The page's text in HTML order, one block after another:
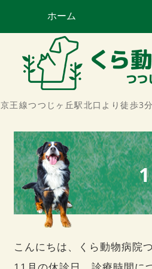
京王線つつじヶ丘駅北口より徒歩3
ホーム
こんにちは、くら動物病院